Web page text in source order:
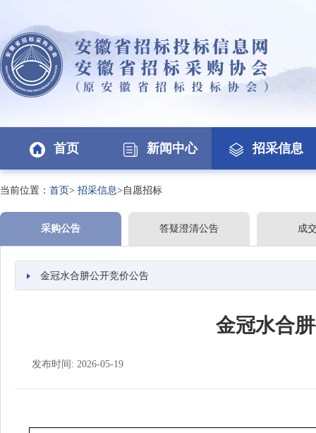
首页 新闻中心 招采信息
当前位置： 首页> 招采信息>自愿招标
采购公告 答疑澄清公告 成
金冠水合肼公开竞价公告
金冠水合
发布时间: 2026-05-19